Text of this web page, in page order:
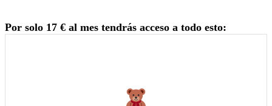
Por solo 17 € al mes tendrás acceso a todo esto: